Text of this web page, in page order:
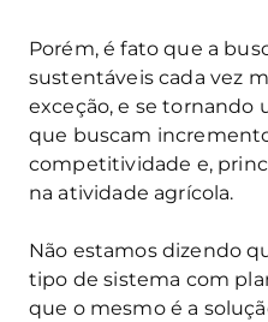
Porém, é fato que a
sustentáveis cada vez
exceção, e se tornando
que buscam
competitividade e,
na atividade agrícola.
Não estamos dizendo
tipo de sistema com
que o mesmo é a